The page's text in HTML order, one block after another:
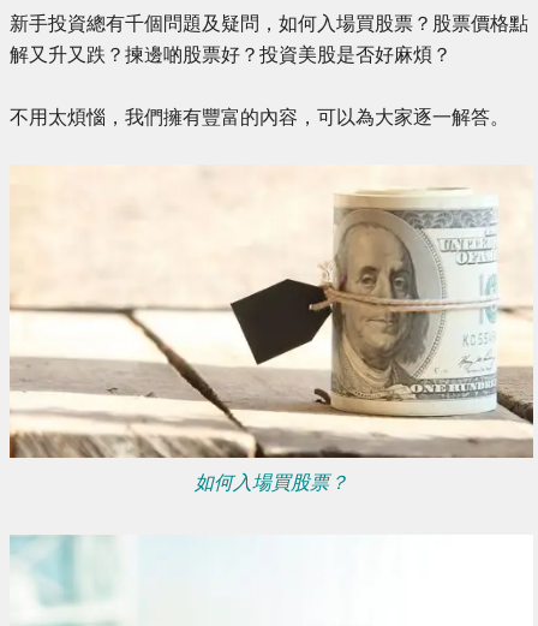
新手投資總有千個問題及疑問，如何入場買股票？股票價格點
解又升又跌？揀邊啲股票好？投資美股是否好麻煩？
不用太煩惱，我們擁有豐富的內容，可以為大家逐一解答。
如何入場買股票？